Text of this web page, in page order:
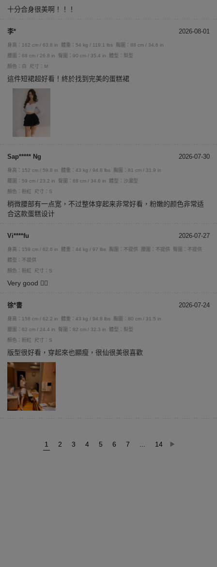
十分合身很美啊！！！
李* 2026-08-01
身高：162 cm / 63.8 in 體重：54 kg / 119.1 lbs
胸圍：88 cm / 34.6 in
腰圍：68 cm / 26.8 in
臀圍：90 cm / 35.4 in
體型：梨型
顏色：白
尺寸：M
這件短裙超好看！終於找到完美的蛋糕裙
Sap***** Ng 2026-07-30
身高：152 cm / 59.8 in 體重：43 kg / 94.8 lbs
胸圍：81 cm / 31.9 in
腰圍：59 cm / 23.2 in
臀圍：88 cm / 34.6 in
體型：沙漏型
顏色：粉紅
尺寸：S
稍微腰部有一点宽，不过整体穿起来非常好看，粉嫩的颜色非常适
合这款蛋糕设计
Vi****fu 2026-07-27
身高：159 cm / 62.6 in 體重：44 kg / 97 lbs 胸圍：不提供 腰圍：不提供
臀圍：不提供
體型：不提供
顏色：粉紅
尺寸：S
Very good 👍🏼
徐*書 2026-07-24
身高：158 cm / 62.2 in 體重：43 kg / 94.8 lbs
胸圍：80 cm / 31.5 in
腰圍：62 cm / 24.4 in
臀圍：82 cm / 32.3 in
體型：梨型
顏色：粉紅
尺寸：S
版型很好看，穿起來也顯瘦，很仙很美很喜歡
1 2 3 4 5 6 7 14